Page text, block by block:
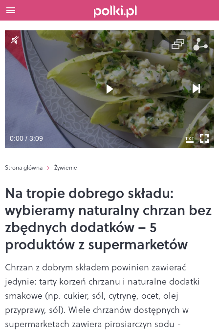
0:00 / 3:09
Strona główna Żywienie
Na tropie dobrego składu:
wybieramy naturalny chrzan bez
zbędnych dodatków – 5
produktów z supermarketów
Chrzan z dobrym składem powinien zawierać
jedynie: tarty korzeń chrzanu i naturalne dodatki
smakowe (np. cukier, sól, cytrynę, ocet, olej
przyprawy, sól). Wiele chrzanów dostępnych w
supermarketach zawiera pirosiarczyn sodu -